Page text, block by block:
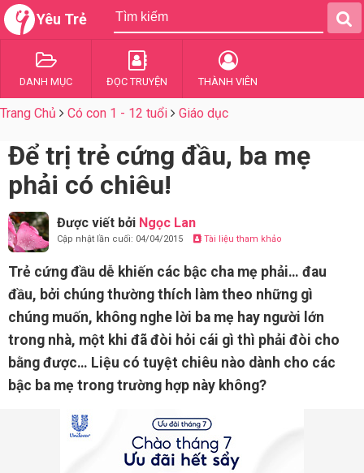
Yêu Trẻ
DANH MỤC ĐỌC TRUYỆN THÀNH VIÊN
Trang Chủ Có con 1 - 12 tuổi Giáo dục
Để trị trẻ cứng đầu, ba mẹ
phải có chiêu!
Được viết bởi Ngọc Lan
Cập nhật lần cuối: 04/04/2015 Tài liệu tham khảo
Trẻ cứng đầu dễ khiến các bậc cha mẹ phải… đau
đầu, bởi chúng thường thích làm theo những gì
chúng muốn, không nghe lời ba mẹ hay người lớn
trong nhà, một khi đã đòi hỏi cái gì thì phải đòi cho
bằng được… Liệu có tuyệt chiêu nào dành cho các
bậc ba mẹ trong trường hợp này không?